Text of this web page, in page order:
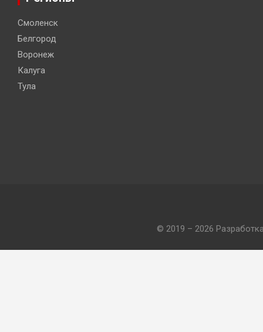
Смоленск
Белгород
Воронеж
Калуга
Тула
© 2019 – 2026